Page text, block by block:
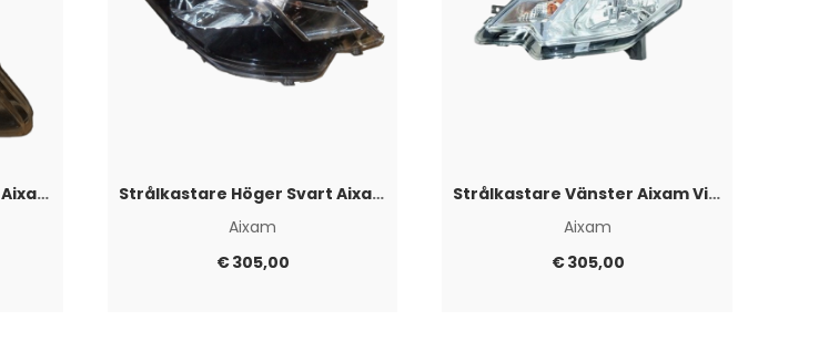
Strålkastare Höger Svart Aixam 2008-2013
Strålkastare Höger Svart Aixam Vision 2014+
Aixam
€305,00
Strålkastare Vänster Aixam Vison 2014+
Aixam
€305,00